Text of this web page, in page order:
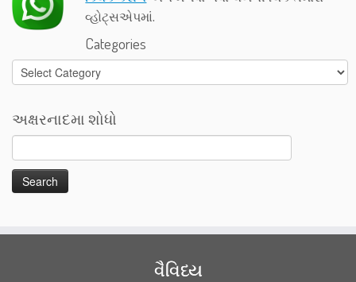
વ્હોટ્સએપમાં.
Categories
Categories
અક્ષરનાદમા શોધો
વૈવિધ્ય